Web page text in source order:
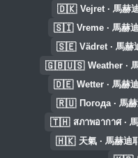
🇩🇰 Vejret · 馬赫
🇸🇮 Vreme · 馬赫
🇸🇪 Vädret · 馬赫
🇬🇧🇺🇸 Weather ·
🇩🇪 Wetter · 馬赫
🇷🇺 Погода · 馬
🇹🇭 สภาพอากาศ ·
🇭🇰 天氣 · 馬赫迪